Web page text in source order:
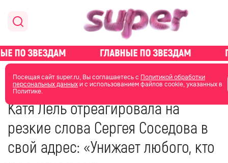
Посещая сайт super.ru, Вы соглашаетесь с Политикой обработки
персональных данныхи с использованием файлов cookie, указанных в
Политике.
главная новости о звездах новости
26 июня
Катя Лель отреагировала на
резкие слова Сергея Соседова в
свой адрес: «Унижает любого, кто